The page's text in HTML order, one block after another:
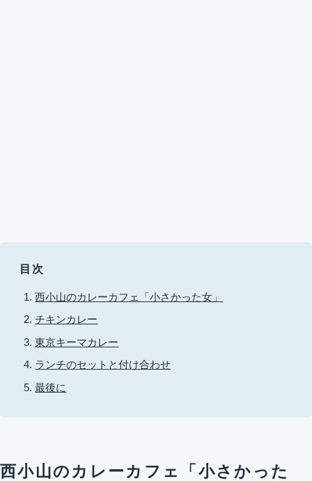
目次
西小山のカレーカフェ「小さかった女」
チキンカレー
東京キーマカレー
ランチのセットと付け合わせ
最後に
西小山のカレーカフェ「小さかった